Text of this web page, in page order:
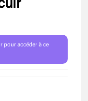
pour accéder à ce